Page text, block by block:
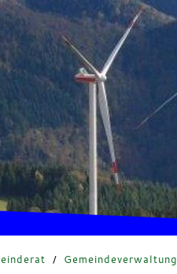
/ Gemeindeverwaltung